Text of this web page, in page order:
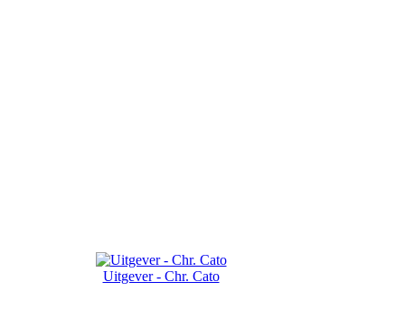
Uitgever - Chr. Cato